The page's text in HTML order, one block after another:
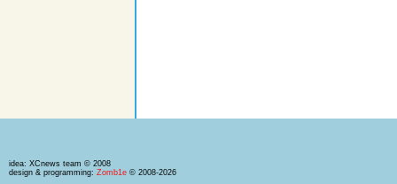
idea: XCnews team © 2008
design & programming: Zomb1e © 2008-2026